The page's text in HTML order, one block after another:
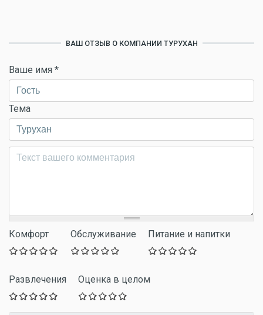
ВАШ ОТЗЫВ О КОМПАНИИ ТУРУХАН
Ваше имя *
Тема
Комментарий*
Комфорт Обслуживание Питание и напитки
Развлечения Оценка в целом